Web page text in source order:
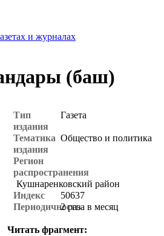
и журналах
(баш)
Тип
издания
Газета
Тематика
издания
Общество и политика
Регион
распространения
Кушнаренковский район
Индекс
50637
Периодичность2 раза в месяц
Читать фрагмент: